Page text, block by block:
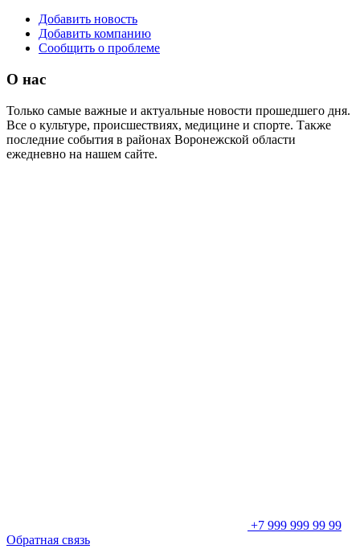
Добавить новость
Добавить компанию
Сообщить о проблеме
О нас
Только самые важные и актуальные новости прошедшего дня.
Все о культуре, происшествиях, медицине и спорте. Также
последние события в районах Воронежской области
ежедневно на нашем сайте.
+7 999 999 99 99
Обратная связь